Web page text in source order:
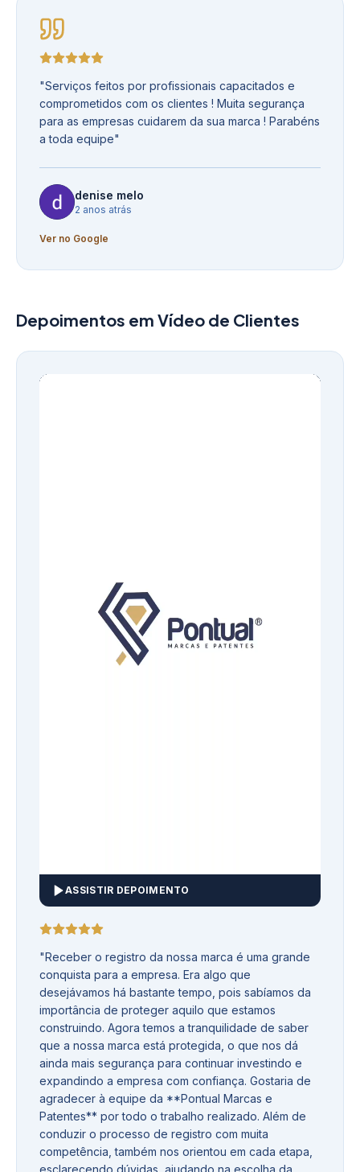
"Serviços feitos por profissionais capacitados e
comprometidos com os clientes ! Muita segurança
para as empresas cuidarem da sua marca ! Parabéns
a toda equipe"
denise melo
2 anos atrás
Ver no Google
Depoimentos em Vídeo de Clientes
ASSISTIR DEPOIMENTO
"Receber o registro da nossa marca é uma grande
conquista para a empresa. Era algo que
desejávamos há bastante tempo, pois sabíamos da
importância de proteger aquilo que estamos
construindo. Agora temos a tranquilidade de saber
que a nossa marca está protegida, o que nos dá
ainda mais segurança para continuar investindo e
expandindo a empresa com confiança. Gostaria de
agradecer à equipe da **Pontual Marcas e
Patentes** por todo o trabalho realizado. Além de
conduzir o processo de registro com muita
competência, também nos orientou em cada etapa,